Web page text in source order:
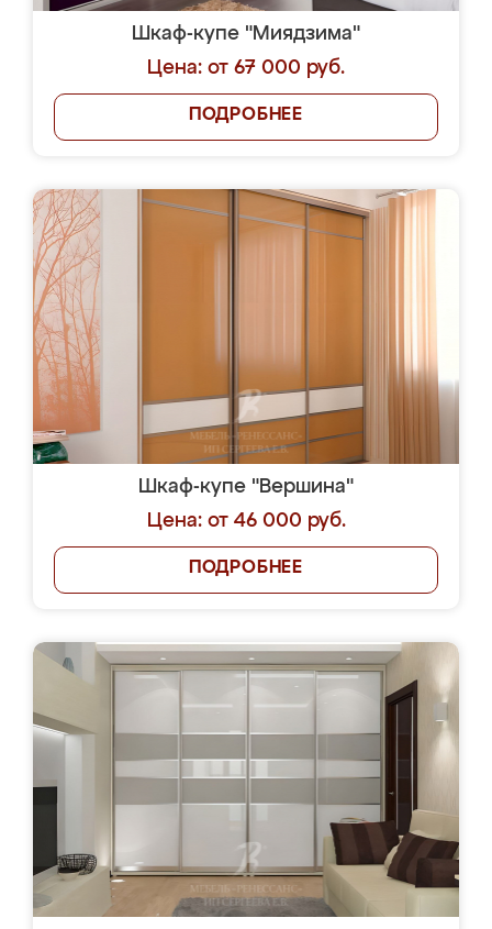
Шкаф-купе "Миядзима"
Цена: от 67 000 руб.
ПОДРОБНЕЕ
Шкаф-купе "Вершина"
Цена: от 46 000 руб.
ПОДРОБНЕЕ